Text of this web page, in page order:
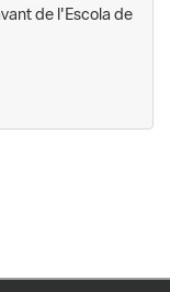
de l'Escola de